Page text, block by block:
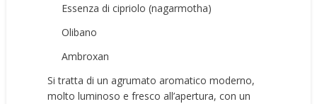
Essenza di cipriolo (nagarmotha)
Olibano
Ambroxan
Si tratta di un agrumato aromatico moderno,
molto luminoso e fresco all’apertura, con un